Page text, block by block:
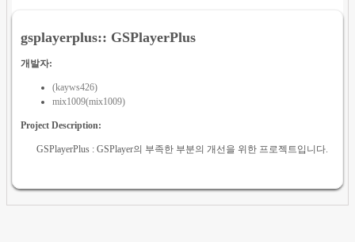
gsplayerplus:: GSPlayerPlus
개발자:
(kayws426)
mix1009(mix1009)
Project Description:
GSPlayerPlus : GSPlayer의 부족한 부분의 개선을 위한 프로젝트입니다.